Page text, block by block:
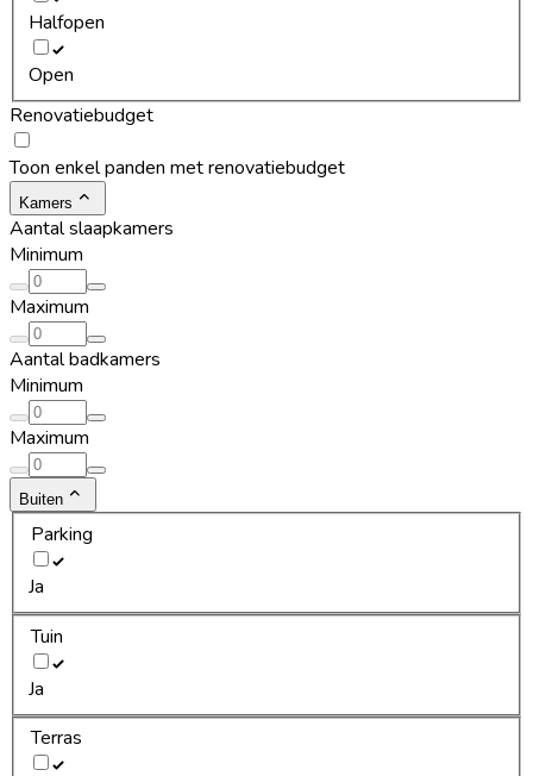
Halfopen
Open
Renovatiebudget
Toon enkel panden met renovatiebudget
Kamers
Aantal slaapkamers
Minimum
Maximum
Aantal badkamers
Minimum
Maximum
Buiten
Parking
Ja
Tuin
Ja
Terras